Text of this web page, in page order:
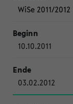
WiSe 2011/2012
10.10.2011
03.02.2012